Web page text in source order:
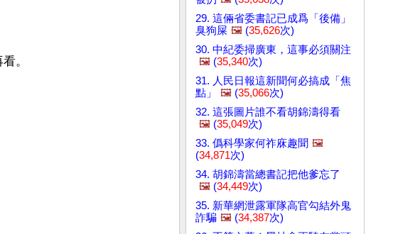
。
29. 這倆省委書記已成爲「後備」
臭狗屎 🖼️ (35,626次)
30. 中紀委掃廣東，這事必須關注
🖼️ (35,340次)
31. 人民日報這新聞何必搞成「焦
點」
🖼️ (35,066次)
32. 這張圖片誰不看胡錦濤得看
🖼️ (35,049次)
33. 僞科學家何祚庥趣聞 🖼️
(34,871次)
34. 胡錦濤當總書記把他爹忘了
🖼️ (34,449次)
35. 新華網泄露軍隊高官勾結外鬼
詐騙 🖼️ (34,387次)